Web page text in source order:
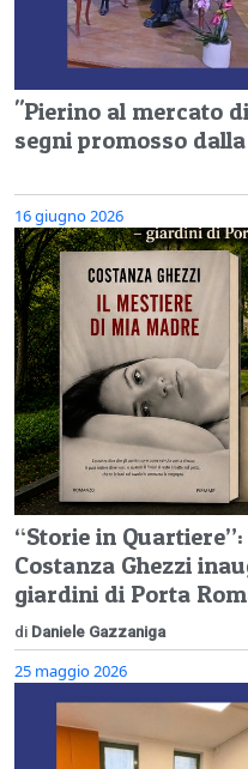
"Pierino al mercato
segni promosso
16 giugno 2026
“Storie in
Costanza Ghezzi
giardini di Porta
di Daniele Gazzaniga
25 maggio 2026